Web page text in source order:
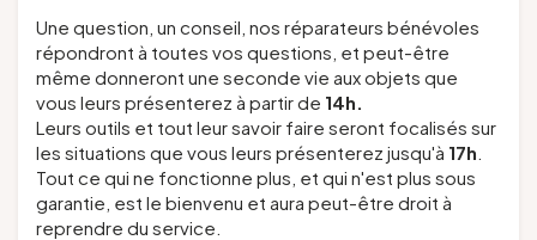
Une question, un conseil, nos réparateurs bénévoles
répondront à toutes vos questions, et peut-être
même donneront une seconde vie aux objets que
vous leurs présenterez à partir de 14h.
Leurs outils et tout leur savoir faire seront focalisés sur
les situations que vous leurs présenterez jusqu'à 17h
Tout ce qui ne fonctionne plus, et qui n'est plus sous
garantie, est le bienvenu et aura peut-être droit à
reprendre du service.